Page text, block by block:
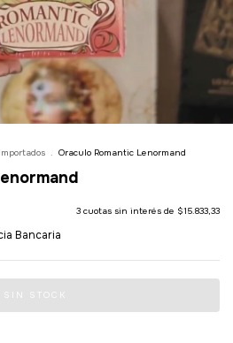
. Oraculo Romantic Lenormand
3 cuotas sin interés de $15.833,33
Bancaria